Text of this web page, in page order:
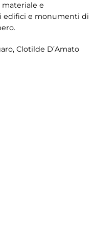
e
edifici e monumenti di
Clotilde D’Amato